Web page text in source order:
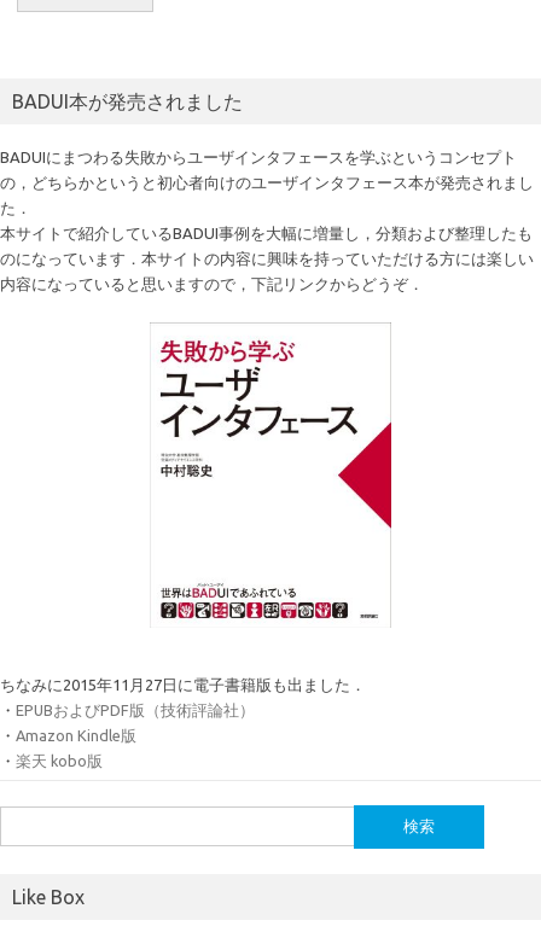
BADUI本が発売されました
BADUIにまつわる失敗からユーザインタフェースを学ぶというコンセプト
の，どちらかというと初心者向けのユーザインタフェース本が発売されまし
た．
本サイトで紹介しているBADUI事例を大幅に増量し，分類および整理したも
のになっています．本サイトの内容に興味を持っていただける方には楽しい
内容になっていると思いますので，下記リンクからどうぞ．
ちなみに2015年11月27日に電子書籍版も出ました．
・ EPUBおよびPDF版（技術評論社）
・ Amazon Kindle版
・ 楽天 kobo版
索:
Like Box